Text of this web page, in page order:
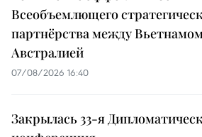
Всеобъемлющего
партнёрства между
Австралией
07/08/2026 16:40
Закрылась 33-я